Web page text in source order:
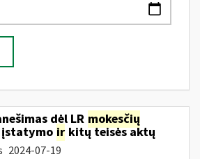
dėl LR mokesčių
ir kitų teisės aktų
2024-07-19